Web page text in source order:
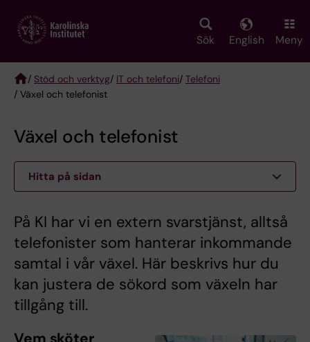
main
Sök English Meny
Breadcrumb
/ Stöd och verktyg/ IT och telefoni/ Telefoni
/ Växel och telefonist
Växel och telefonist
Hitta på sidan
På KI har vi en extern svarstjänst, alltså
telefonister som hanterar inkommande
samtal i vår växel. Här beskrivs hur du
kan justera de sökord som växeln har
tillgång till.